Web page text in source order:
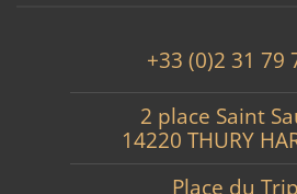
+33 (0)2 31 79
2 place Saint
14220 THURY
Place du